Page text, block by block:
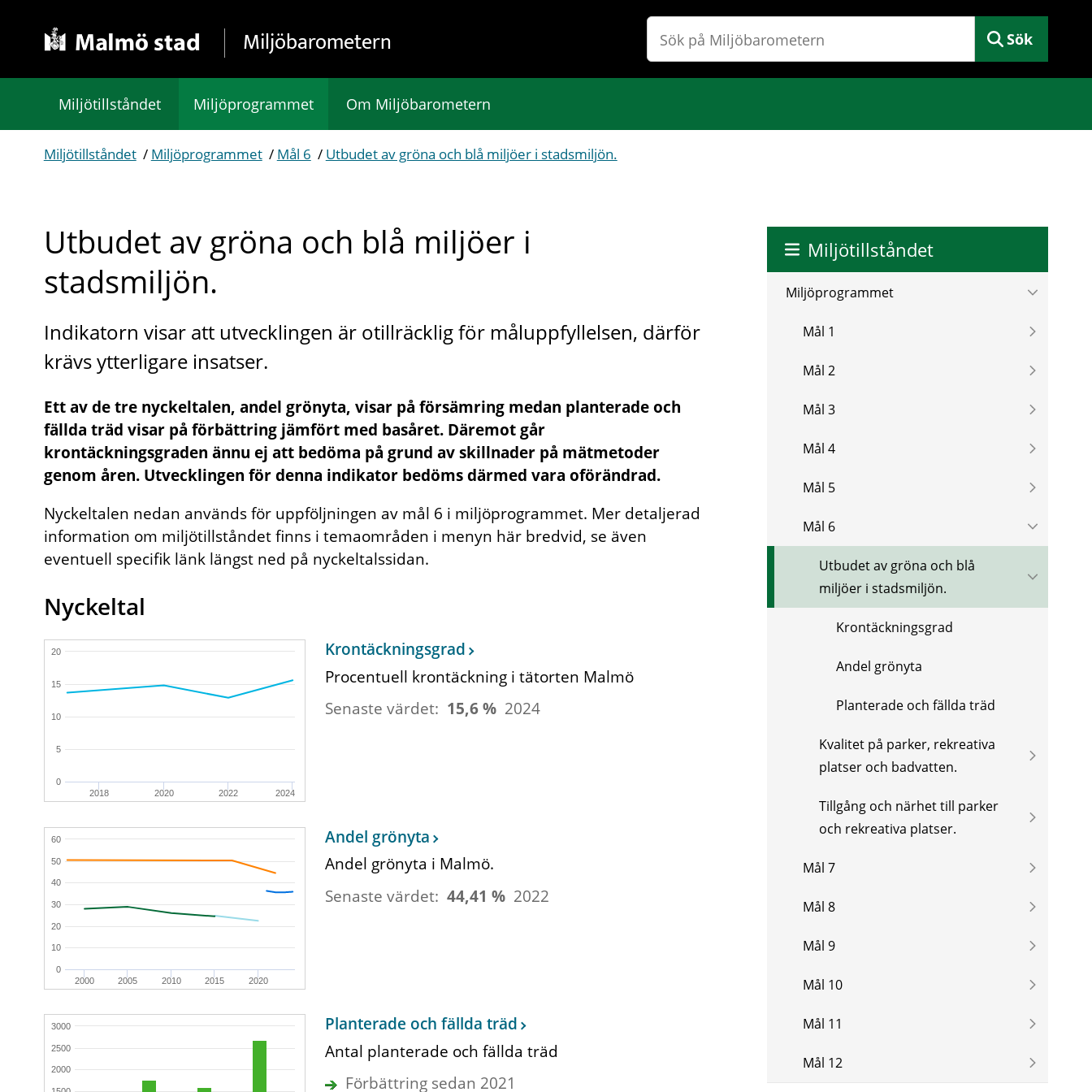
Miljöbarometern Sök
Miljötillståndet Miljöprogrammet Om Miljöbarometern
Miljötillståndet / Miljöprogrammet / Mål 6 / Utbudet av gröna och blå miljöer i stadsmiljön.
Utbudet av gröna och blå miljöer i
stadsmiljön.
Indikatorn visar att utvecklingen är otillräcklig för måluppfyllelsen, därför
krävs ytterligare insatser.
Ett av de tre nyckeltalen, andel grönyta, visar på försämring medan planterade och
fällda träd visar på förbättring jämfört med basåret. Däremot går
krontäckningsgraden ännu ej att bedöma på grund av skillnader på mätmetoder
genom åren. Utvecklingen för denna indikator bedöms därmed vara oförändrad.
Nyckeltalen nedan används för uppföljningen av mål 6 i miljöprogrammet. Mer detaljerad
information om miljötillståndet finns i temaområden i menyn här bredvid, se även
eventuell specifik länk längst ned på nyckeltalssidan.
Nyckeltal
2018 2020 2022 2024
0
5
10
15
20
Krontäckningsgrad
Procentuell krontäckning i tätorten Malmö
Senaste värdet: 15,6 % 2024
2000 2005 2010 2015 2020
0
10
20
30
40
50
60
Andel grönyta
Andel grönyta i Malmö.
Senaste värdet: 44,41 % 2022
2000
2500
3000
Planterade och fällda träd
Antal planterade och fällda träd
Förbättring sedan 2021
Miljötillståndet
Miljöprogrammet
Mål 1
Mål 2
Mål 3
Mål 4
Mål 5
Mål 6
Utbudet av gröna och blå
miljöer i stadsmiljön.
Krontäckningsgrad
Andel grönyta
Planterade och fällda träd
Kvalitet på parker, rekreativa
platser och badvatten.
Tillgång och närhet till parker
och rekreativa platser.
Mål 7
Mål 8
Mål 9
Mål 10
Mål 11
Mål 12